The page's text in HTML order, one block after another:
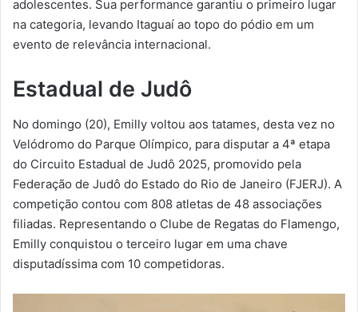
adolescentes. Sua performance garantiu o primeiro lugar
na categoria, levando Itaguaí ao topo do pódio em um
evento de relevância internacional.
Estadual de Judô
No domingo (20), Emilly voltou aos tatames, desta vez no
Velódromo do Parque Olímpico, para disputar a 4ª etapa
do Circuito Estadual de Judô 2025, promovido pela
Federação de Judô do Estado do Rio de Janeiro (FJERJ). A
competição contou com 808 atletas de 48 associações
filiadas. Representando o Clube de Regatas do Flamengo,
Emilly conquistou o terceiro lugar em uma chave
disputadíssima com 10 competidoras.